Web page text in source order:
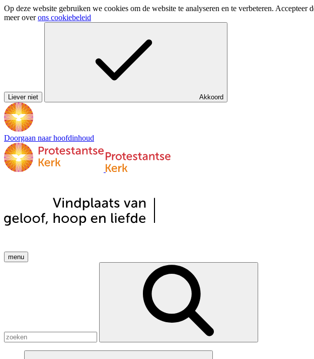
Op deze website gebruiken we cookies om de website te analyseren en te verbeteren.
meer overons cookiebeleid
Liever niet Akkoord
Doorgaan naar hoofdinhoud
menu